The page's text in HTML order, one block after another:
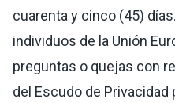
cuarenta y cinco (45)
individuos de la Unión
preguntas o quejas con
del Escudo de